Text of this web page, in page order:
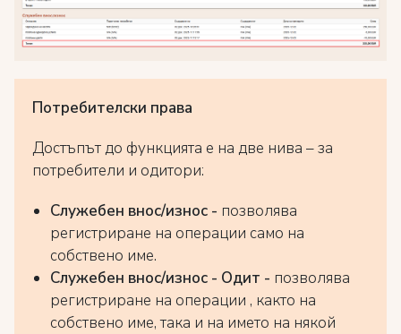
Потребителски права
Достъпът до функцията е на две нива – за
потребители и одитори:
Служебен внос/износ - позволява
регистриране на операции само на
собствено име.
Служебен внос/износ - Одит - позволява
регистриране на операции , както на
собствено име, така и на името на някой